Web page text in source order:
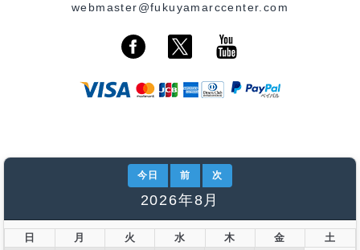
webmaster@fukuyamarccenter.com
今日 前 次
2026年8月
日 月 火 水 木 金 土